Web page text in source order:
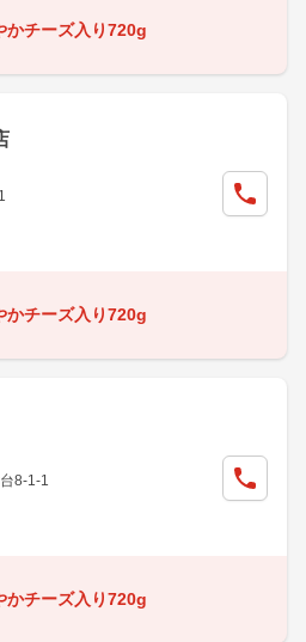
かチーズ入り720g
かチーズ入り720g
8-1-1
かチーズ入り720g